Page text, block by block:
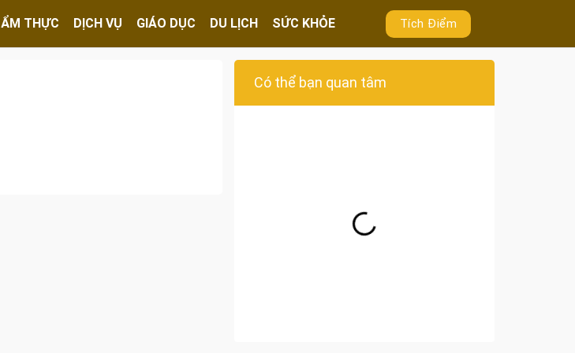
ẨM THỰC DỊCH VỤ GIÁO DỤC DU LỊCH SỨC KHỎE Tích Điểm
Có thể bạn quan tâm